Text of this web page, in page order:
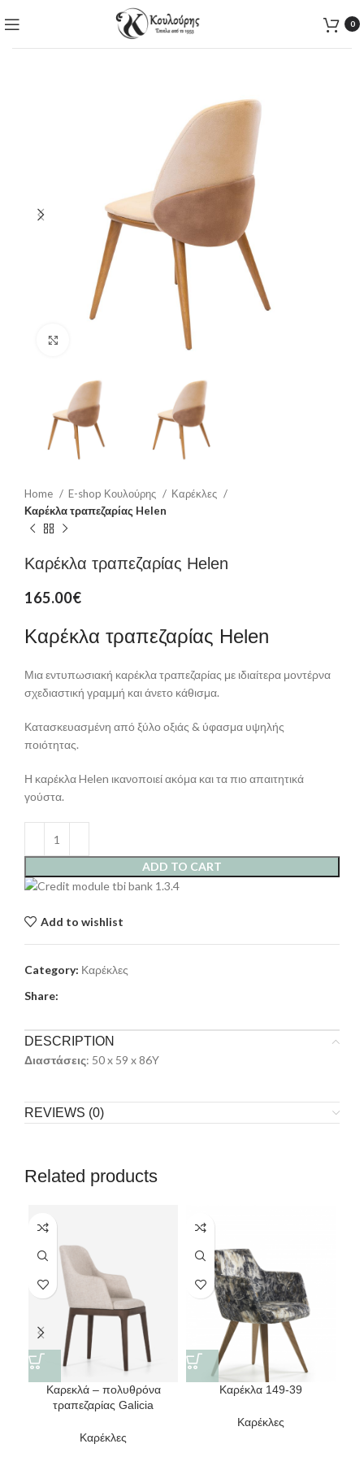
0
Home E-shop Κουλούρης
Καρέκλες
Καρέκλα τραπεζαρίας Helen
Καρέκλα τραπεζαρίας Helen
165.00€
Καρέκλα τραπεζαρίας Helen
Μια εντυπωσιακή καρέκλα τραπεζαρίας με ιδιαίτερα μοντέρνα
σχεδιαστική γραμμή και άνετο κάθισμα.
Κατασκευασμένη από ξύλο οξιάς & ύφασμα υψηλής
ποιότητας.
Η καρέκλα Helen ικανοποιεί ακόμα και τα πιο απαιτητικά
γούστα.
ADD TO CART
Add to wishlist
Category: Καρέκλες
Share:
DESCRIPTION
Διαστάσεις: 50 x 59 x 86Y
REVIEWS (0)
Related products
Καρεκλά – πολυθρόνα
τραπεζαρίας Galicia
Καρέκλες
Καρέκλα 149-39
Καρέκλες